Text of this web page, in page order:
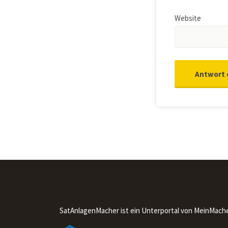
Website
SatAnlagenMacher ist ein Unterportal von